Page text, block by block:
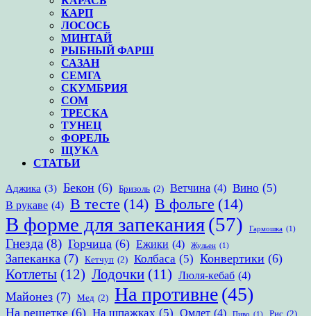
КАРП
ЛОСОСЬ
МИНТАЙ
РЫБНЫЙ ФАРШ
САЗАН
СЕМГА
СКУМБРИЯ
СОМ
ТРЕСКА
ТУНЕЦ
ФОРЕЛЬ
ЩУКА
СТАТЬИ
Аджика (3) Бекон (6) Бризоль (2) Ветчина (4) Вино (5)
В рукаве (4) В тесте (14) В фольге (14)
В форме для запекания(57) Гармошка (1)
Гнезда (8) Горчица (6) Ежики (4) Жульен (1)
Запеканка (7) Кетчуп (2) Колбаса (5) Конвертики (6)
Котлеты (12) Лодочки (11) Люля-кебаб (4)
Майонез (7) Мед (2) На противне(45)
На решетке (6) На шпажках (5) Омлет (4) Пиво (1) Рис (2)